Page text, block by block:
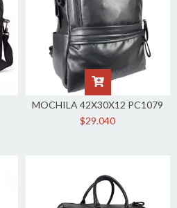
MOCHILA 42X30X12 PC1079
$29.040